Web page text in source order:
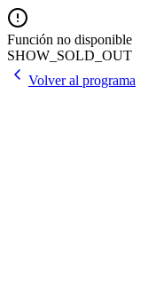
Función no disponible
SHOW_SOLD_OUT
Volver al programa